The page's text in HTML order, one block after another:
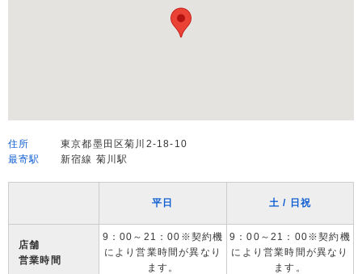
住所
東京都墨田区菊川2-18-10
最寄駅
新宿線 菊川駅
平日 土 / 日祝
店舗
営業時間
9：00～21：00※契約機
により営業時間が異なり
ます。
9：00～21：00※契約機
により営業時間が異なり
ます。